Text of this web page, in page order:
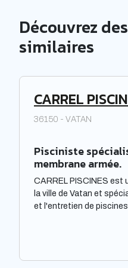
Découvrez
similaires
CARREL
36150 - VATAN
Pisciniste
membrane armée.
CARREL PISCINES est
la ville de Vatan et
et l'entretien de
elle offre des